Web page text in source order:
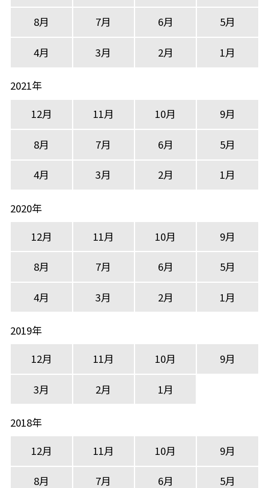
8月 7月 6月 5月
4月 3月 2月 1月
2021年
12月
11月 10月 9月
8月 7月 6月 5月
4月 3月 2月 1月
2020年
12月
11月 10月 9月
8月 7月 6月 5月
4月 3月 2月 1月
2019年
12月
11月 10月 9月
3月 2月 1月
2018年
12月
11月 10月 9月
8月 7月 6月 5月